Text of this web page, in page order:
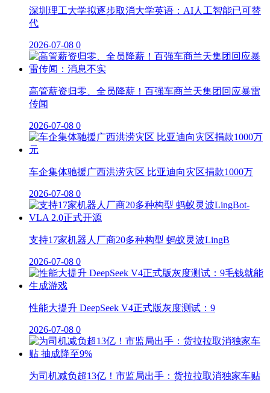
深圳理工大学拟逐步取消大学英语：AI人工智能已可替
代
2026-07-08 0
高管薪资归零、全员降薪！百强车商兰天集团回应暴雷
传闻
2026-07-08 0
车企集体驰援广西洪涝灾区 比亚迪向灾区捐款1000万
2026-07-08 0
支持17家机器人厂商20多种构型 蚂蚁灵波LingB
2026-07-08 0
性能大提升 DeepSeek V4正式版灰度测试：9
2026-07-08 0
为司机减负超13亿！市监局出手：货拉拉取消独家车贴